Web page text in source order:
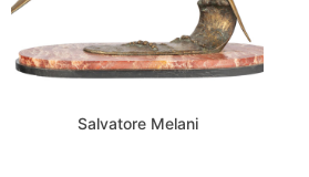
Salvatore Melani